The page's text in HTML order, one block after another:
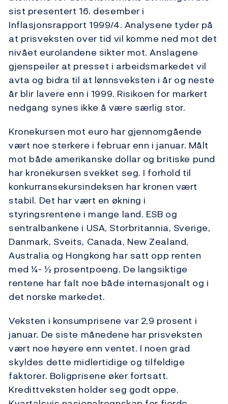
sist presentert 16. desember i
Inflasjonsrapport 1999/4. Analysene tyder på
at prisveksten over tid vil komme ned mot det
nivået eurolandene sikter mot. Anslagene
gjenspeiler at presset i arbeidsmarkedet vil
avta og bidra til at lønnsveksten i år og neste
år blir lavere enn i 1999. Risikoen for markert
nedgang synes ikke å være særlig stor.
Kronekursen mot euro har gjennomgående
vært noe sterkere i februar enn i januar. Målt
mot både amerikanske dollar og britiske pund
har kronekursen svekket seg. I forhold til
konkurransekursindeksen har kronen vært
stabil. Det har vært en økning i
styringsrentene i mange land. ESB og
sentralbankene i USA, Storbritannia, Sverige,
Danmark, Sveits, Canada, New Zealand,
Australia og Hongkong har satt opp renten
med ¼- ½ prosentpoeng. De langsiktige
rentene har falt noe både internasjonalt og i
det norske markedet.
Veksten i konsumprisene var 2,9 prosent i
januar. De siste månedene har prisveksten
vært noe høyere enn ventet. I noen grad
skyldes dette midlertidige og tilfeldige
faktorer. Boligprisene øker fortsatt.
Kredittveksten holder seg godt oppe.